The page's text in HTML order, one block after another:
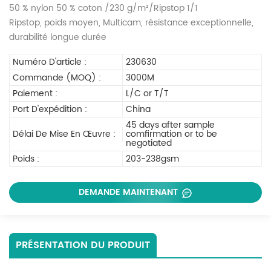
50 % nylon 50 % coton /230 g/m²/Ripstop 1/1
Ripstop, poids moyen, Multicam, résistance exceptionnelle,
durabilité longue durée
Numéro D'article :
230630
Commande (MOQ) :
3000M
Paiement :
L/C or T/T
Port D'expédition :
China
Délai De Mise En Œuvre :
45 days after sample
comfirmation or to be
negotiated
Poids :
203-238gsm
DEMANDE MAINTENANT
PRÉSENTATION DU PRODUIT